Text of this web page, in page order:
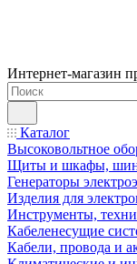
Интернет-магазин
Каталог
Высоковольтное
Щиты и шкафы,
Генераторы
Изделия для
Инструменты,
Кабеленесущие
Кабели, провода и